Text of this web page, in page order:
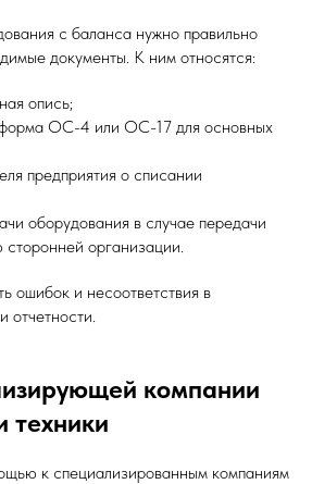
с баланса нужно правильно
документы. К ним относятся:
опись;
ОС-4 или ОС-17 для основных
предприятия о списании
оборудования в случае передачи
организации.
ошибок и несоответствия в
отчетности.
компании
техники
к специализированным компаниям